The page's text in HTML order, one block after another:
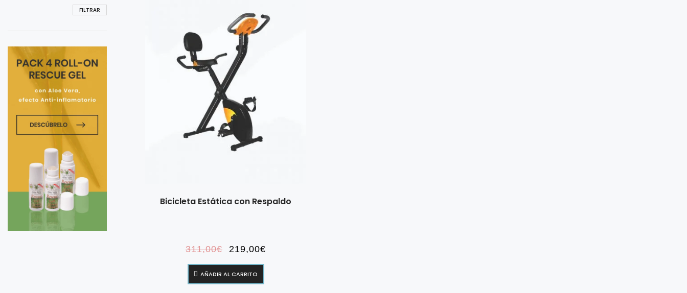
Bicicleta Estática con Respaldo
311,00€
El
precio
original
219,00€
AÑADIR AL CARRITO
FILTRAR